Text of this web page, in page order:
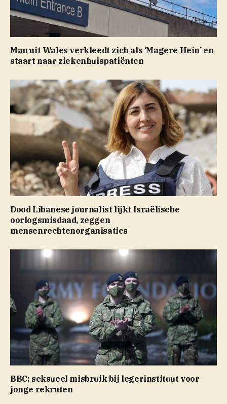
Man uit Wales verkleedt zich als ‘Magere Hein’ en
staart naar ziekenhuispatiënten
Dood Libanese journalist lijkt Israëlische
oorlogsmisdaad, zeggen
mensenrechtenorganisaties
BBC: seksueel misbruik bij legerinstituut voor
jonge rekruten